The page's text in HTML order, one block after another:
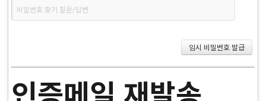
인증메일 재발송